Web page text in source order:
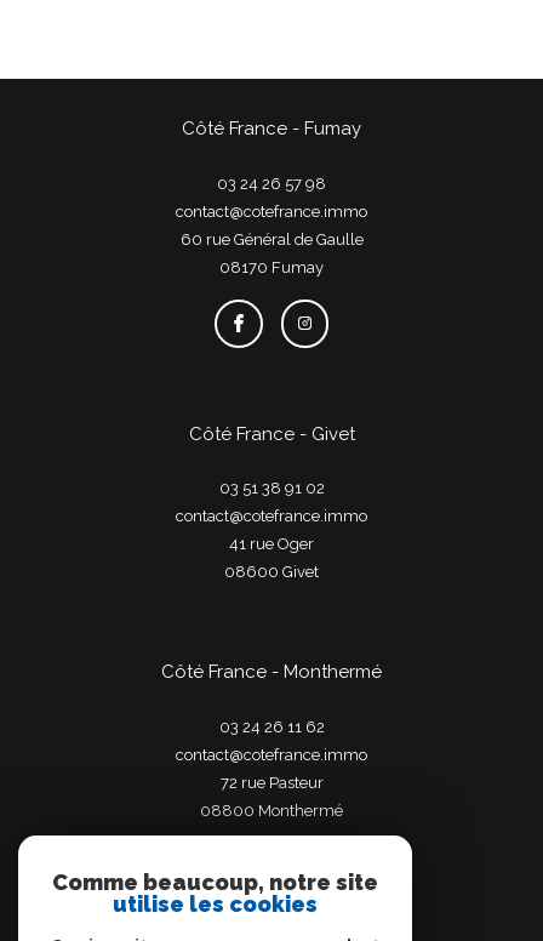
Côté France - Fumay
03 24 26 57 98
contact@cotefrance.immo
60 rue Général de Gaulle
08170
fumay
Côté France - Givet
03 51 38 91 02
contact@cotefrance.immo
41 rue Oger
08600
givet
Côté France - Monthermé
03 24 26 11 62
contact@cotefrance.immo
72 rue Pasteur
08800
monthermé
Adhérents
Comme beaucoup, notre site
utilise les cookies